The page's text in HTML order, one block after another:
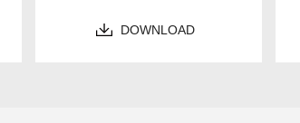
DOWNLOAD